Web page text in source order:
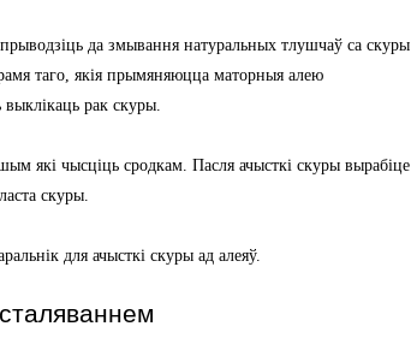
да змывання натуральных тлушчаў са скуры
таго, якія прымяняюцца маторныя алею
рак скуры.
які чысціць сродкам. Пасля ачысткі скуры вырабіце
скуры.
для ачысткі скуры ад алеяў.